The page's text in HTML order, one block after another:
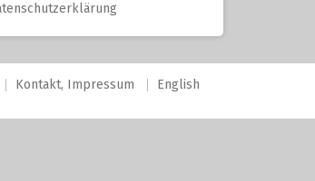
Kontakt, Impressum
English